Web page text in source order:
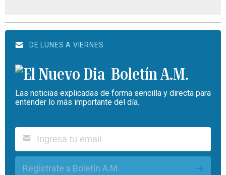
DE LUNES A VIERNES
Boletín A.M.
Las noticias explicadas de forma sencilla y directa para
entender lo más importante del día.
Regístrate a Boletín A.M.